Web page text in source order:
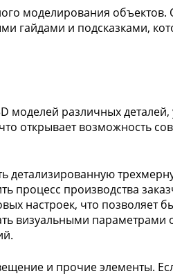
моделирования объектов.
гайдами и подсказками,
моделей различных деталей,
открывает возможность
детализированную
процесс производства
настроек, что позволяет
визуальными параметрами
и прочие элементы.